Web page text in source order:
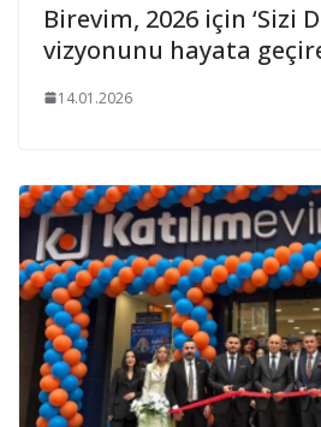
Birevim, 2026 için ‘Sizi
vizyonunu hayata
14.01.2026